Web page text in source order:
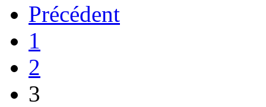
Précédent
1
2
3